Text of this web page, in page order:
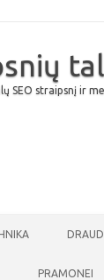
SEO straipsnį ir
PRAMONEI